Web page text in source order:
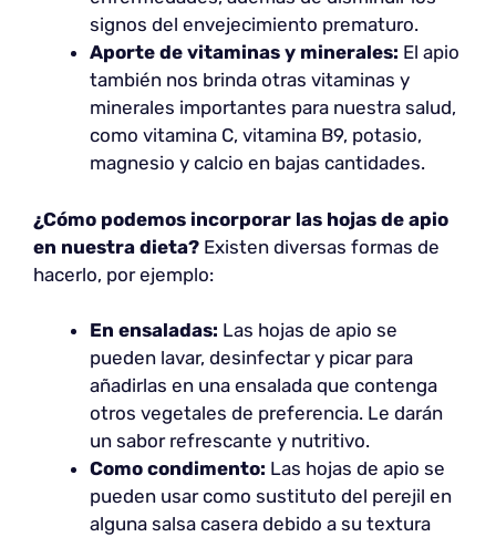
signos del envejecimiento prematuro.
Aporte de vitaminas y minerales: El apio
también nos brinda otras vitaminas y
minerales importantes para nuestra salud,
como vitamina C, vitamina B9, potasio,
magnesio y calcio en bajas cantidades.
¿Cómo podemos incorporar las hojas de apio
en nuestra dieta? Existen diversas formas de
hacerlo, por ejemplo:
En ensaladas: Las hojas de apio se
pueden lavar, desinfectar y picar para
añadirlas en una ensalada que contenga
otros vegetales de preferencia. Le darán
un sabor refrescante y nutritivo.
Como condimento: Las hojas de apio se
pueden usar como sustituto del perejil en
alguna salsa casera debido a su textura